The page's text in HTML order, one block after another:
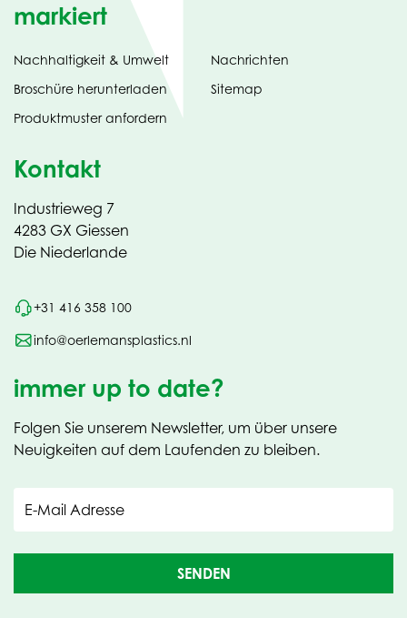
markiert
Nachhaltigkeit & Umwelt
Broschüre herunterladen(opens
in
new
Produktmuster anfordern
Nachrichten
Sitemap
Kontakt
Industrieweg 7
4283 GX Giessen
Die Niederlande
+31 416 358 100
info@oerlemansplastics.nl
immer up to date?
Folgen Sie unserem Newsletter, um über unsere
Neuigkeiten auf dem Laufenden zu bleiben.
E-Mail Adresse
SENDEN